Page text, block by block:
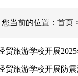
您当前的位置： 首页
贸旅游学校开展
贸旅游学校开展防